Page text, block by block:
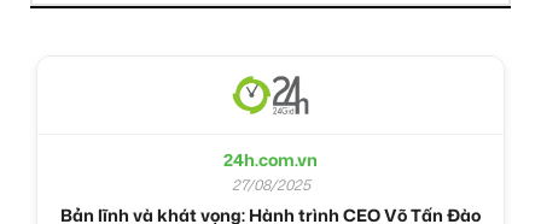
24h.com.vn
27/08/2025
Bản lĩnh và khát vọng: Hành trình CEO Võ Tấn Đào